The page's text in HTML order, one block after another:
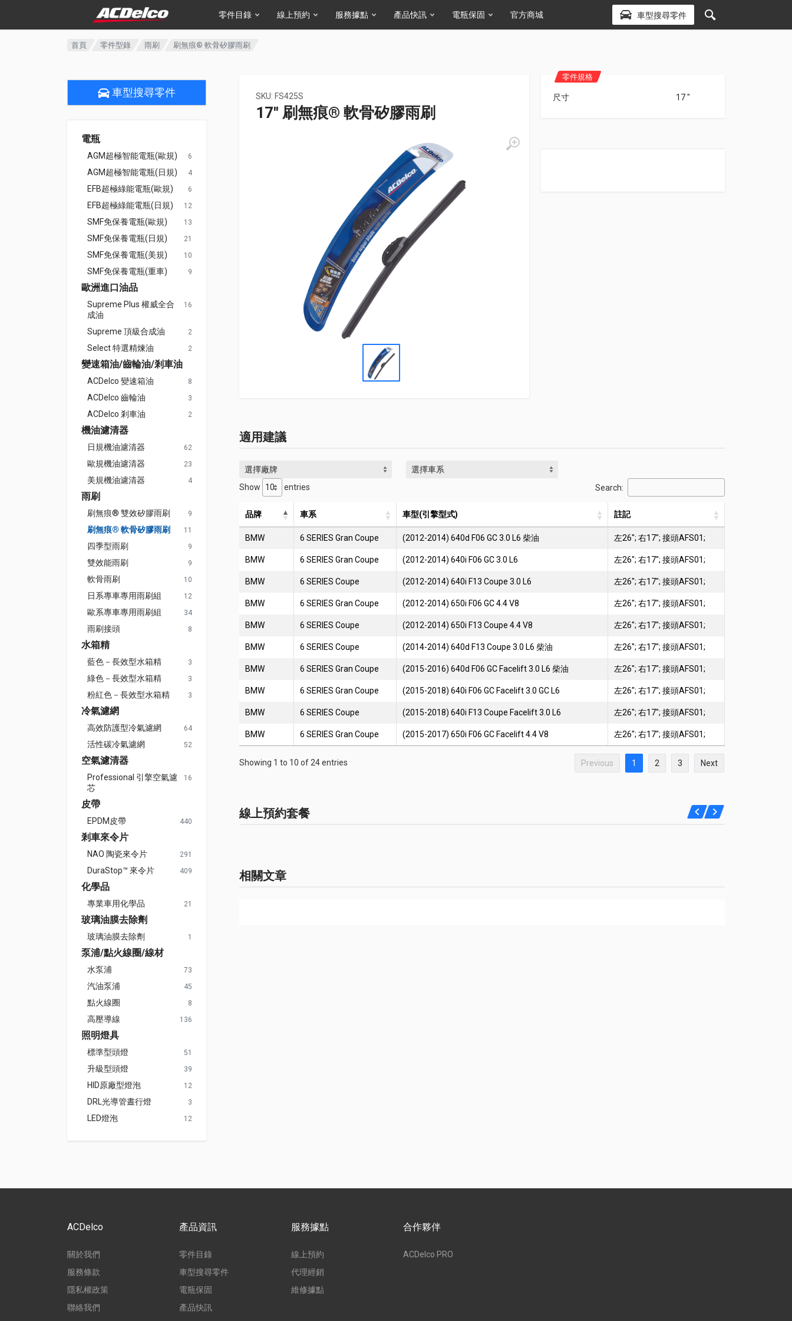
零件目錄 線上預約 服務據點 產品快訊 電瓶保固 官方商城 車型搜尋零件
首頁 零件型錄 雨刷 刷無痕® 軟骨矽膠雨刷
車型搜尋零件
電瓶
AGM超極智能電瓶(歐規) 6
AGM超極智能電瓶(日規) 4
EFB超極綠能電瓶(歐規) 6
EFB超極綠能電瓶(日規) 12
SMF免保養電瓶(歐規) 13
SMF免保養電瓶(日規) 21
SMF免保養電瓶(美規) 10
SMF免保養電瓶(重車) 9
歐洲進口油品
Supreme Plus 權威全合
成油
16
Supreme 頂級合成油 2
Select 特選精煉油 2
變速箱油/齒輪油/剎車油
ACDelco 變速箱油 8
ACDelco 齒輪油 3
ACDelco 剎車油 2
機油濾清器
日規機油濾清器 62
歐規機油濾清器 23
美規機油濾清器 4
雨刷
刷無痕® 雙效矽膠雨刷 9
刷無痕® 軟骨矽膠雨刷 11
四季型雨刷 9
雙效能雨刷 9
軟骨雨刷 10
日系專車專用雨刷組 12
歐系專車專用雨刷組 34
雨刷接頭 8
水箱精
藍色－長效型水箱精 3
綠色－長效型水箱精 3
粉紅色－長效型水箱精 3
冷氣濾網
高效防護型冷氣濾網 64
活性碳冷氣濾網 52
空氣濾清器
Professional 引擎空氣濾
芯
16
皮帶
EPDM皮帶 440
剎車來令片
NAO 陶瓷來令片 291
DuraStop™ 來令片 409
化學品
專業車用化學品 21
玻璃油膜去除劑
玻璃油膜去除劑 1
泵浦/點火線圈/線材
水泵浦 73
汽油泵浦 45
點火線圈 8
高壓導線 136
照明燈具
標準型頭燈 51
升級型頭燈 39
HID原廠型燈泡 12
DRL光導管晝行燈 3
LED燈泡 12
SKU: FS425S
17" 刷無痕® 軟骨矽膠雨刷
零件規格
尺寸 17 "
適用建議
選擇廠牌
選擇車系
Show
entries Search:
品牌 車系 車型(引擎型式) 註記
BMW 6 SERIES Gran Coupe (2012-2014) 640d F06 GC 3.0 L6 柴油 左26"; 右17"; 接頭AFS01;
BMW 6 SERIES Gran Coupe (2012-2014) 640i F06 GC 3.0 L6 左26"; 右17"; 接頭AFS01;
BMW 6 SERIES Coupe (2012-2014) 640i F13 Coupe 3.0 L6 左26"; 右17"; 接頭AFS01;
BMW 6 SERIES Gran Coupe (2012-2014) 650i F06 GC 4.4 V8 左26"; 右17"; 接頭AFS01;
BMW 6 SERIES Coupe (2012-2014) 650i F13 Coupe 4.4 V8 左26"; 右17"; 接頭AFS01;
BMW 6 SERIES Coupe (2014-2014) 640d F13 Coupe 3.0 L6 柴油 左26"; 右17"; 接頭AFS01;
BMW 6 SERIES Gran Coupe (2015-2016) 640d F06 GC Facelift 3.0 L6 柴油 左26"; 右17"; 接頭AFS01;
BMW 6 SERIES Gran Coupe (2015-2018) 640i F06 GC Facelift 3.0 GC L6 左26"; 右17"; 接頭AFS01;
BMW 6 SERIES Coupe (2015-2018) 640i F13 Coupe Facelift 3.0 L6 左26"; 右17"; 接頭AFS01;
BMW 6 SERIES Gran Coupe (2015-2017) 650i F06 GC Facelift 4.4 V8 左26"; 右17"; 接頭AFS01;
Showing 1 to 10 of 24 entries Previous 1 2 3 Next
線上預約套餐
相關文章
ACDelco
關於我們
服務條款
隱私權政策
聯絡我們
產品資訊
零件目錄
車型搜尋零件
電瓶保固
產品快訊
服務據點
線上預約
代理經銷
維修據點
合作夥伴
ACDelco PRO